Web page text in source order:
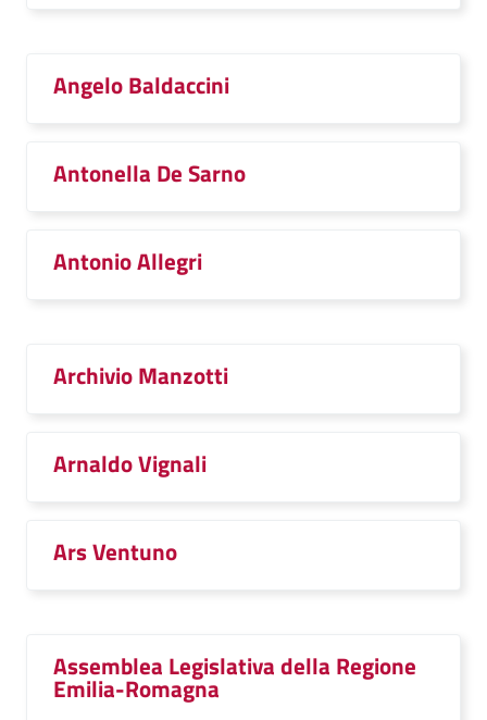
Angelo Baldaccini
Antonella De Sarno
Antonio Allegri
Archivio Manzotti
Arnaldo Vignali
Ars Ventuno
Assemblea Legislativa della Regione
Emilia-Romagna